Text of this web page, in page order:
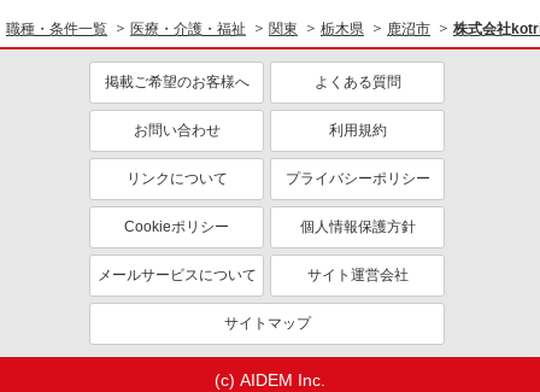
医療・介護・福祉
介護職・ヘルパー
同じ特徴から求人を探す
未経験歓迎
ミドル（40代～）活躍中
ボーナス・賞与あり
車通勤OK
社会保険あり
産休・育休取得実績あり
職種・条件一覧 医療・介護・福祉 関東 栃木県 鹿沼市 株式会社
掲載ご希望のお客様へ よくある質問
お問い合わせ 利用規約
リンクについて プライバシーポリシー
Cookieポリシー 個人情報保護方針
メールサービスについて サイト運営会社
サイトマップ
(c) AIDEM Inc.